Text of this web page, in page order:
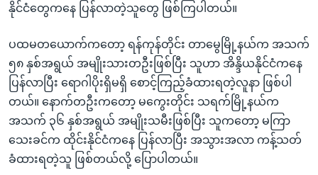
နိုင်ငံတွေကနေ ပြန်လာတဲ့သူတွေ ဖြစ်ကြပါတယ်။
ပထမတယောက်ကတော့ ရန်ကုန်တိုင်း တာမွေမြို့နယ်က အသက်
၅၈ နှစ်အရွယ် အမျိုးသားတဦးဖြစ်ပြီး သူဟာ အိန္ဒိယနိုင်ငံကနေ
ပြန်လာပြီး ရောဂါပိုးရှိမရှိ စောင့်ကြည့်ခံထားရတဲ့လူနာ ဖြစ်ပါ
တယ်။ နောက်တဦးကတော့ မကွေးတိုင်း သရက်မြို့နယ်က
အသက် ၃၆ နှစ်အရွယ် အမျိုးသမီးဖြစ်ပြီး သူကတော့ မကြာ
သေးခင်က ထိုင်းနိုင်ငံကနေ ပြန်လာပြီး အသွားအလာ ကန့်သတ်
ခံထားရတဲ့သူ ဖြစ်တယ်လို့ ပြောပါတယ်။